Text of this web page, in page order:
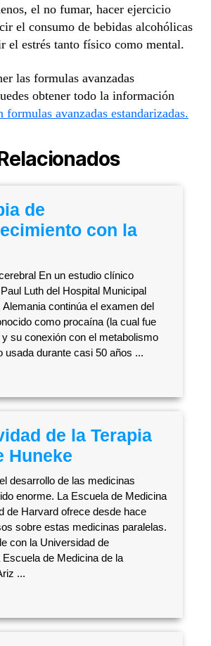
el no fumar, hacer ejercicio
el consumo de bebidas alcohólicas
el estrés tanto físico como mental.
las formulas avanzadas
obtener todo la información
formulas avanzadas estandarizadas.
de
con la
En un estudio clínico
Luth del Hospital Municipal
continúa el examen del
como procaína (la cual fue
su conexión con el metabolismo
usada durante casi 50 años ...
de la Terapia
Huneke
desarrollo de las medicinas
enorme. La Escuela de Medicina
de Harvard ofrece desde hace
sobre estas medicinas paralelas.
con la Universidad de
de Medicina de la
...